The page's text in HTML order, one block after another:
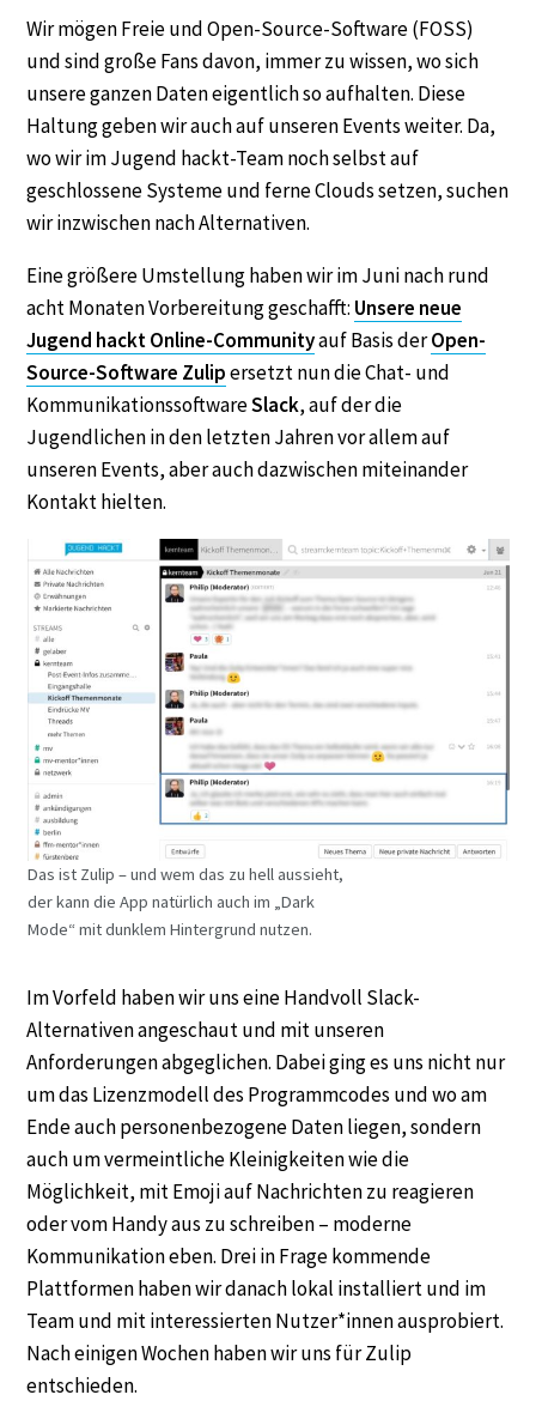
Wir mögen Freie und Open-Source-Software (FOSS)
und sind große Fans davon, immer zu wissen, wo sich
unsere ganzen Daten eigentlich so aufhalten. Diese
Haltung geben wir auch auf unseren Events weiter. Da,
wo wir im Jugend hackt-Team noch selbst auf
geschlossene Systeme und ferne Clouds setzen, suchen
wir inzwischen nach Alternativen.
Eine größere Umstellung haben wir im Juni nach rund
acht Monaten Vorbereitung geschafft: Unsere neue
Jugend hackt Online-Communityauf Basis derOpen-
Source-Software Zulipersetzt nun die Chat- und
KommunikationssoftwareSlack, auf der die
Jugendlichen in den letzten Jahren vor allem auf
unseren Events, aber auch dazwischen miteinander
Kontakt hielten.
Das ist Zulip – und wem das zu hell aussieht,
der kann die App natürlich auch im „Dark
Mode“ mit dunklem Hintergrund nutzen.
Im Vorfeld haben wir uns eine Handvoll Slack-
Alternativen angeschaut und mit unseren
Anforderungen abgeglichen. Dabei ging es uns nicht nur
um das Lizenzmodell des Programmcodes und wo am
Ende auch personenbezogene Daten liegen, sondern
auch um vermeintliche Kleinigkeiten wie die
Möglichkeit, mit Emoji auf Nachrichten zu reagieren
oder vom Handy aus zu schreiben – moderne
Kommunikation eben. Drei in Frage kommende
Plattformen haben wir danach lokal installiert und im
Team und mit interessierten Nutzer*innen ausprobiert.
Nach einigen Wochen haben wir uns für Zulip
entschieden.